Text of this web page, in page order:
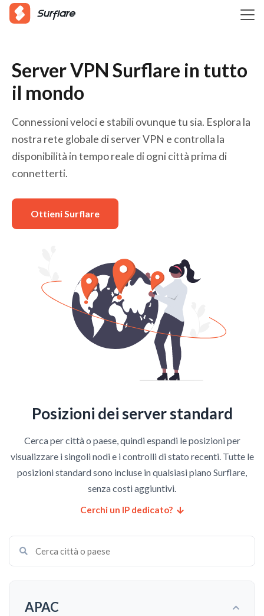
Server VPN Surflare in tutto
il mondo
Connessioni veloci e stabili ovunque tu sia. Esplora la
nostra rete globale di server VPN e controlla la
disponibilità in tempo reale di ogni città prima di
connetterti.
Ottieni Surflare
Posizioni dei server standard
Cerca per città o paese, quindi espandi le posizioni per
visualizzare i singoli nodi e i controlli di stato recenti. Tutte le
posizioni standard sono incluse in qualsiasi piano Surflare,
senza costi aggiuntivi.
Cerchi un IP dedicato?
APAC